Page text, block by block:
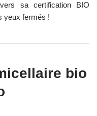
sa certification BIO
yeux fermés !
bio